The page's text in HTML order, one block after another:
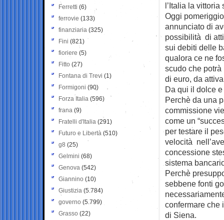
l’Italia la
Oggi
annunciato di
possibilità di
sui debiti delle
qualora ce ne
scudo che
di euro, da
Da qui il dolce e
Perchè da una
commissione
come un
per testare il
velocità
concessione
sistema
Perchè
sebbene fonti
confermare che
di Siena.
Ferretti (6)
ferrovie (133)
finanziaria (325)
Fini (821)
fioriere (5)
Fitto (27)
Fontana di Trevi (1)
Formigoni (90)
Forza Italia (596)
frana (9)
Fratelli d'Italia (291)
Futuro e Libertà (510)
g8 (25)
Gelmini (68)
Genova (542)
Giannino (10)
Giustizia (5.784)
governo (5.799)
Grasso (22)